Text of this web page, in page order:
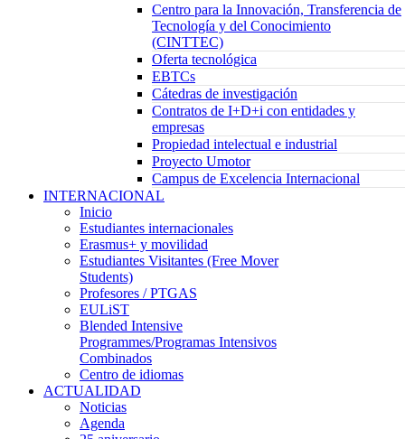
Centro para la Innovación, Transferencia de
Tecnología y del Conocimiento
(CINTTEC)
Oferta tecnológica
EBTCs
Cátedras de investigación
Contratos de I+D+i con entidades y
empresas
Propiedad intelectual e industrial
Proyecto Umotor
Campus de Excelencia Internacional
INTERNACIONAL
Inicio
Estudiantes internacionales
Erasmus+ y movilidad
Estudiantes Visitantes (Free Mover
Students)
Profesores / PTGAS
EULiST
Blended Intensive
Programmes/Programas Intensivos
Combinados
Centro de idiomas
ACTUALIDAD
Noticias
Agenda